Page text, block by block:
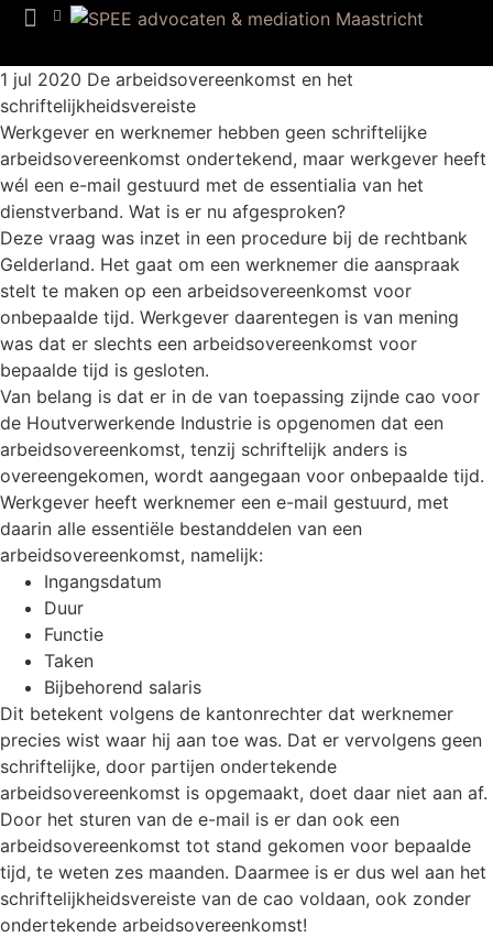
1 jul 2020 De arbeidsovereenkomst en het
schriftelijkheidsvereiste
Werkgever en werknemer hebben geen schriftelijke
arbeidsovereenkomst ondertekend, maar werkgever heeft
wél een e-mail gestuurd met de essentialia van het
dienstverband. Wat is er nu afgesproken?
Deze vraag was inzet in een procedure bij de rechtbank
Gelderland. Het gaat om een werknemer die aanspraak
stelt te maken op een arbeidsovereenkomst voor
onbepaalde tijd. Werkgever daarentegen is van mening
was dat er slechts een arbeidsovereenkomst voor
bepaalde tijd is gesloten.
Van belang is dat er in de van toepassing zijnde cao voor
de Houtverwerkende Industrie is opgenomen dat een
arbeidsovereenkomst, tenzij schriftelijk anders is
overeengekomen, wordt aangegaan voor onbepaalde tijd.
Werkgever heeft werknemer een e-mail gestuurd, met
daarin alle essentiële bestanddelen van een
arbeidsovereenkomst, namelijk:
Ingangsdatum
Duur
Functie
Taken
Bijbehorend salaris
Dit betekent volgens de kantonrechter dat werknemer
precies wist waar hij aan toe was. Dat er vervolgens geen
schriftelijke, door partijen ondertekende
arbeidsovereenkomst is opgemaakt, doet daar niet aan af.
Door het sturen van de e-mail is er dan ook een
arbeidsovereenkomst tot stand gekomen voor bepaalde
tijd, te weten zes maanden. Daarmee is er dus wel aan het
schriftelijkheidsvereiste van de cao voldaan, ook zonder
ondertekende arbeidsovereenkomst!